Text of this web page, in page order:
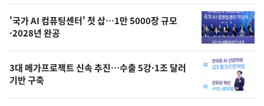
오
의
사
진
'국가 AI 컴퓨팅센터' 첫 삽…1만 5000장 규모
·2028년 완공
3대 메가프로젝트 신속 추진…수출 5강·1조 달러
기반 구축